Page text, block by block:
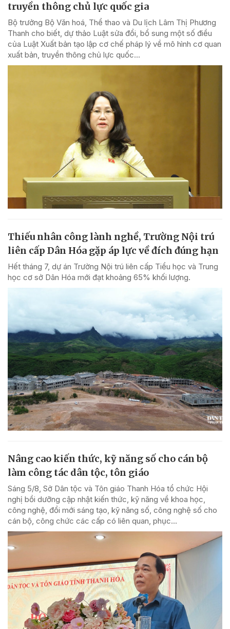
truyền thông chủ lực quốc gia
Bộ trưởng Bộ Văn hoá, Thể thao và Du lịch Lâm Thị Phương
Thanh cho biết, dự thảo Luật sửa đổi, bổ sung một số điều
của Luật Xuất bản tạo lập cơ chế pháp lý về mô hình cơ quan
xuất bản, truyền thông chủ lực quốc...
Thiếu nhân công lành nghề, Trường Nội trú
liên cấp Dân Hóa gặp áp lực về đích đúng hạn
Hết tháng 7, dự án Trường Nội trú liên cấp Tiểu học và Trung
học cơ sở Dân Hóa mới đạt khoảng 65% khối lượng.
Nâng cao kiến thức, kỹ năng số cho cán bộ
làm công tác dân tộc, tôn giáo
Sáng 5/8, Sở Dân tộc và Tôn giáo Thanh Hóa tổ chức Hội
nghị bồi dưỡng cập nhật kiến thức, kỹ năng về khoa học,
công nghệ, đổi mới sáng tạo, kỹ năng số, công nghệ số cho
cán bộ, công chức các cấp có liên quan, phục...